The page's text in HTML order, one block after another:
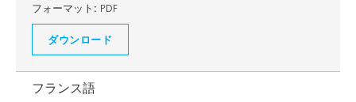
フォーマット: PDF
ダウンロード
フランス語